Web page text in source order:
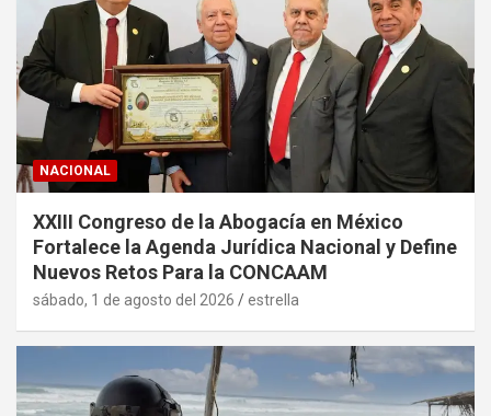
NACIONAL
XXIII Congreso de la Abogacía en México
Fortalece la Agenda Jurídica Nacional y Define
Nuevos Retos Para la CONCAAM
sábado, 1 de agosto del 2026 estrella